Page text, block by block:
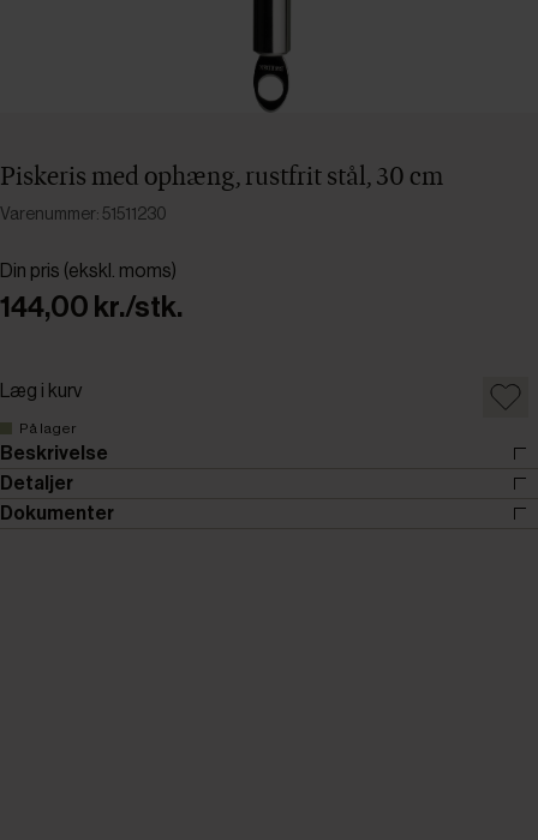
Piskeris med ophæng, rustfrit stål, 30 cm
Varenummer: 51511230
Din pris (ekskl. moms)
144,00 kr./stk.
Læg i kurv
På lager
Beskrivelse
Detaljer
Dokumenter